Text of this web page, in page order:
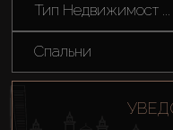
Тип Недвижимост ...
Спальни